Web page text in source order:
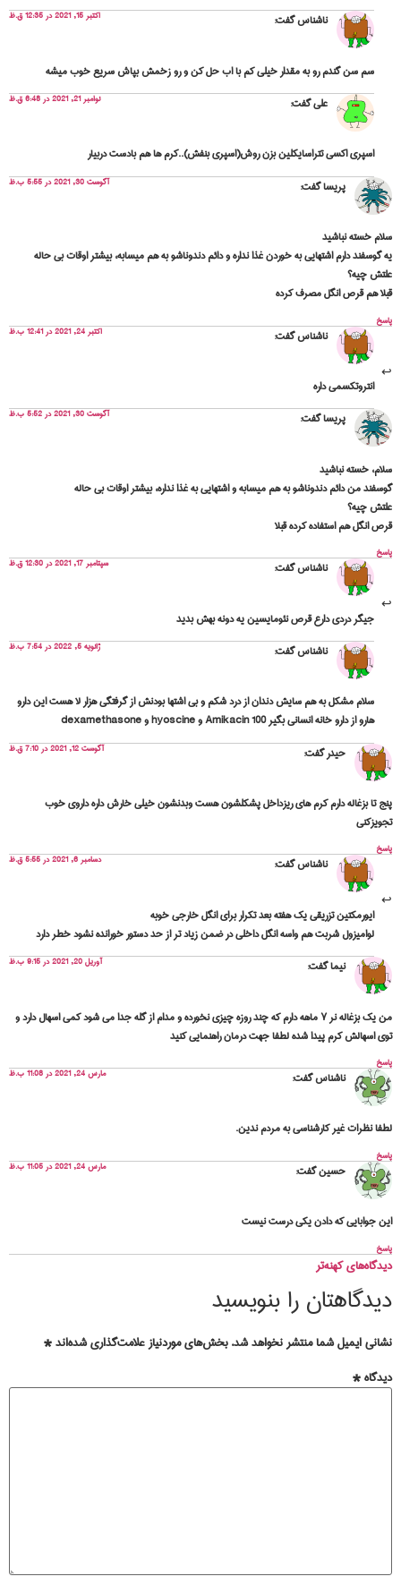
ناشناسگفت: اکتبر 15, 2021 در 12:35 ق.ظ
سم سن گندم رو به مقدار خیلی کم با اب حل کن و رو زخمش بپاش سریع خوب میشه
علیگفت: نوامبر 21, 2021 در 6:48 ق.ظ
اسپری اکسی تتراسایکلین بزن روش(اسپری بنفش)..کرم ها هم بادست دربیار
پریساگفت: آگوست 30, 2021 در 5:55 ب.ظ
سلام خسته نباشید
یه گوسفند دارم اشتهایی به خوردن غذا نداره و دائم دندوناشو به هم میسابه، بیشتر اوقات بی حاله
علتش چیه؟
قبلا هم قرص انگل مصرف کرده
پاسخ
ناشناسگفت: اکتبر 24, 2021 در 12:41 ب.ظ
انتروتکسمی داره
پریساگفت: آگوست 30, 2021 در 5:52 ب.ظ
سلام، خسته نباشید
گوسفند من دائم دندوناشو به هم میسابه و اشتهایی به غذا نداره، بیشتر اوقات بی حاله
علتش چیه؟
قرص انگل هم استفاده کرده قبلا
پاسخ
ناشناسگفت: سپتامبر 17, 2021 در 12:30 ق.ظ
جیگر دردی دارع قرص نئومایسین یه دونه بهش بدید
ناشناسگفت: ژانویه 5, 2022 در 7:54 ب.ظ
سلام مشکل به هم سایش دندان از درد شکم و بی اشتها بودنش از گرفتگی هزار لا هست این دارو
هارو از دارو خانه انسانی بگیر Amikacin 100 و hyoscine و dexamethasone
حیدرگفت: آگوست 12, 2021 در 7:10 ق.ظ
پنج تا بزغاله دارم کرم های ریزداخل پشکلشون هست وبدنشون خیلی خارش داره داروی خوب
تجویزکنی
پاسخ
ناشناسگفت: دسامبر 6, 2021 در 5:55 ق.ظ
ایورمکتین تزریقی یک هفته بعد تکرار برای انگل خارجی خوبه
لوامیزول شربت هم واسه انگل داخلی در ضمن زیاد تر از حد دستور خورانده نشود خطر دارد
نیماگفت: آوریل 20, 2021 در 9:15 ب.ظ
من یک بزغاله نر ۷ ماهه دارم که چند روزه چیزی نخورده و مدام از گله جدا می شود کمی اسهال دارد و
توی اسهالش کرم پیدا شده لطفا جهت درمان راهنمایی کنید
پاسخ
ناشناسگفت: مارس 24, 2021 در 11:08 ب.ظ
لطفا نظرات غیر کارشناسی به مردم ندین.
پاسخ
حسینگفت: مارس 24, 2021 در 11:05 ب.ظ
این جوابایی که دادن یکی درست نیست
پاسخ
دیدگاه‌های کهنه‌تر
دیدگاهتان را بنویسید
نشانی ایمیل شما منتشر نخواهد شد. بخش‌های موردنیاز علامت‌گذاری شده‌اند*
دیدگاه*